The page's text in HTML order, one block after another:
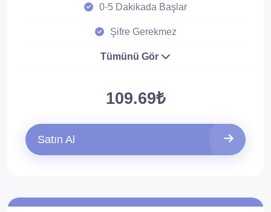
0-5 Dakikada Başlar
Şifre Gerekmez
Tümünü Gör
109.69₺
Satın Al